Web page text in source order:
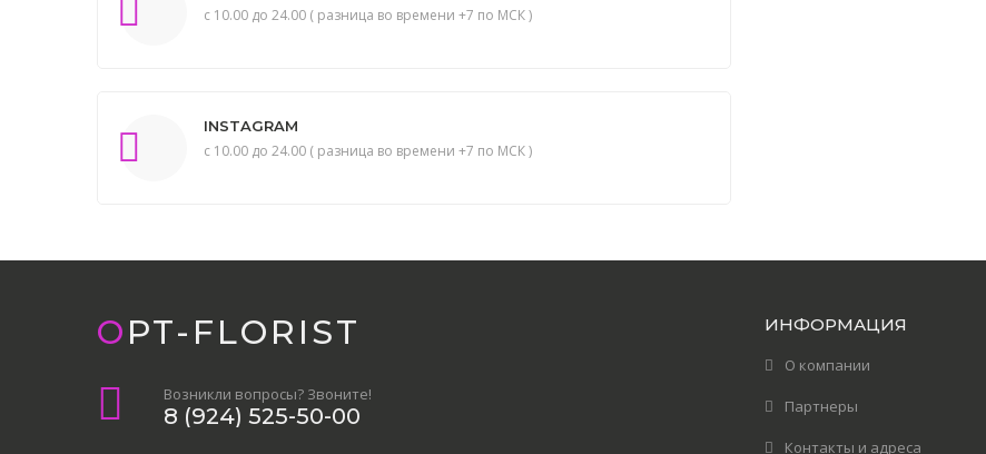
с 10.00 до 24.00 ( разница во времени +7 по МСК )
INSTAGRAM
с 10.00 до 24.00 ( разница во времени +7 по МСК )
OPT-FLORIST
Возникли вопросы? Звоните!
8 (924) 525-50-00
ИНФОРМАЦИЯ
О компании
Партнеры
Контакты и адреса